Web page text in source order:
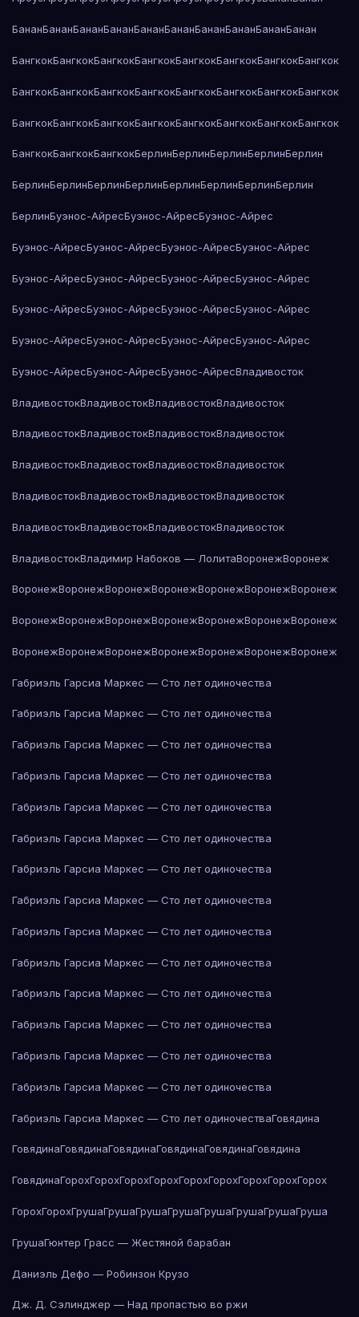
БананБананБананБананБананБананБананБананБананБанан
БангкокБангкокБангкокБангкокБангкокБангкокБангкокБангкок
БангкокБангкокБангкокБангкокБангкокБангкокБангкокБангкок
БангкокБангкокБангкокБангкокБангкокБангкокБангкокБангкок
БангкокБангкокБангкокБерлинБерлинБерлинБерлинБерлин
БерлинБерлинБерлинБерлинБерлинБерлинБерлинБерлин
БерлинБуэнос-АйресБуэнос-АйресБуэнос-Айрес
Буэнос-АйресБуэнос-АйресБуэнос-АйресБуэнос-Айрес
Буэнос-АйресБуэнос-АйресБуэнос-АйресБуэнос-Айрес
Буэнос-АйресБуэнос-АйресБуэнос-АйресБуэнос-Айрес
Буэнос-АйресБуэнос-АйресБуэнос-АйресБуэнос-Айрес
Буэнос-АйресБуэнос-АйресБуэнос-АйресВладивосток
ВладивостокВладивостокВладивостокВладивосток
ВладивостокВладивостокВладивостокВладивосток
ВладивостокВладивостокВладивостокВладивосток
ВладивостокВладивостокВладивостокВладивосток
ВладивостокВладивостокВладивостокВладивосток
ВладивостокВладимир Набоков — ЛолитаВоронежВоронеж
ВоронежВоронежВоронежВоронежВоронежВоронежВоронеж
ВоронежВоронежВоронежВоронежВоронежВоронежВоронеж
ВоронежВоронежВоронежВоронежВоронежВоронежВоронеж
Габриэль Гарсиа Маркес — Сто лет одиночества
Габриэль Гарсиа Маркес — Сто лет одиночества
Габриэль Гарсиа Маркес — Сто лет одиночества
Габриэль Гарсиа Маркес — Сто лет одиночества
Габриэль Гарсиа Маркес — Сто лет одиночества
Габриэль Гарсиа Маркес — Сто лет одиночества
Габриэль Гарсиа Маркес — Сто лет одиночества
Габриэль Гарсиа Маркес — Сто лет одиночества
Габриэль Гарсиа Маркес — Сто лет одиночества
Габриэль Гарсиа Маркес — Сто лет одиночества
Габриэль Гарсиа Маркес — Сто лет одиночества
Габриэль Гарсиа Маркес — Сто лет одиночества
Габриэль Гарсиа Маркес — Сто лет одиночества
Габриэль Гарсиа Маркес — Сто лет одиночества
Габриэль Гарсиа Маркес — Сто лет одиночестваГовядина
ГовядинаГовядинаГовядинаГовядинаГовядинаГовядина
ГовядинаГорохГорохГорохГорохГорохГорохГорохГорохГорох
ГорохГорохГрушаГрушаГрушаГрушаГрушаГрушаГрушаГруша
ГрушаГюнтер Грасс — Жестяной барабан
Даниэль Дефо — Робинзон Крузо
Дж. Д. Сэлинджер — Над пропастью во ржи